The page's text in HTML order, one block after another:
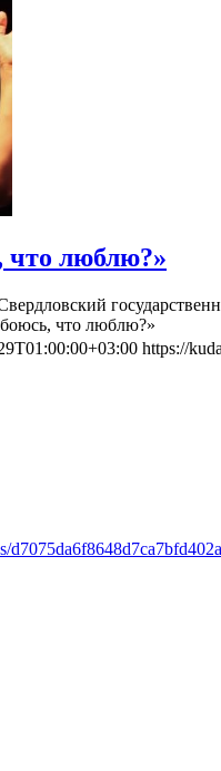
что люблю?»
что люблю?»
https://